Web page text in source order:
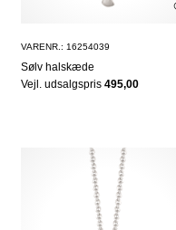
VARENR.: 16254039
Sølv halskæde
Vejl. udsalgspris 495,00